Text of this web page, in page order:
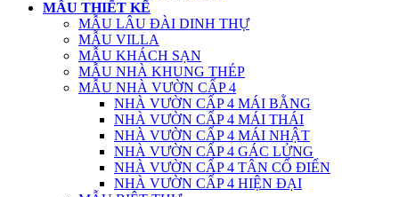
MẪU THIẾT KẾ
MẪU LÂU ĐÀI DINH THỰ
MẪU VILLA
MẪU KHÁCH SẠN
MẪU NHÀ KHUNG THÉP
MẪU NHÀ VƯỜN CẤP 4
NHÀ VƯỜN CẤP 4 MÁI BẰNG
NHÀ VƯỜN CẤP 4 MÁI THÁI
NHÀ VƯỜN CẤP 4 MÁI NHẬT
NHÀ VƯỜN CẤP 4 GÁC LỬNG
NHÀ VƯỜN CẤP 4 TÂN CỔ ĐIỂN
NHÀ VƯỜN CẤP 4 HIỆN ĐẠI